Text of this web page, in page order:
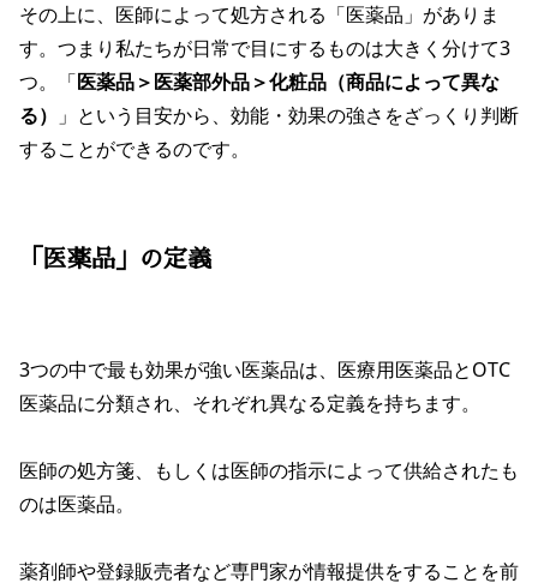
その上に、医師によって処方される「医薬品」がありま
す。つまり私たちが日常で目にするものは大きく分けて3
つ。「医薬品＞医薬部外品＞化粧品（商品によって異な
る）
」という目安から、効能・効果の強さをざっくり判断
することができるのです。
「医薬品」の定義
3つの中で最も効果が強い医薬品は、医療用医薬品とOTC
医薬品に分類され、それぞれ異なる定義を持ちます。
医師の処方箋、もしくは医師の指示によって供給されたも
のは医薬品。
薬剤師や登録販売者など専門家が情報提供をすることを前